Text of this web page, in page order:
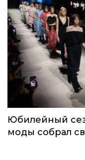
Юбилейный
моды собрал